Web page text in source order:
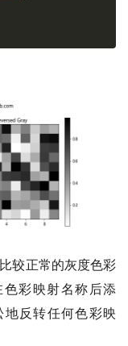
较正常的灰度色彩
彩映射名称后添
地反转任何色彩映